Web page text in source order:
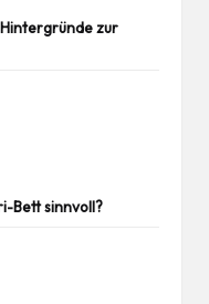
zur
Bett sinnvoll?